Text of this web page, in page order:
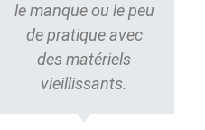
le manque ou le peu
de pratique avec
des matériels
vieillissants.